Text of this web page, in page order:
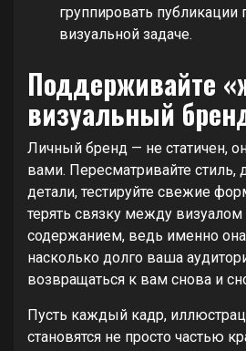
группировать
визуальной задаче.
Поддерживайте
визуальный
Личный бренд — не статичен,
вами. Пересматривайте стиль,
детали, тестируйте свежие
терять связку между
содержанием, ведь именно
насколько долго ваша
возвращаться к вам снова и
Пусть каждый кадр,
становятся не просто частью